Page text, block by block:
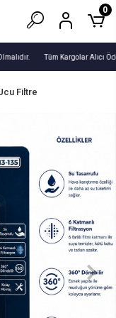
Tüm Kargolar Alıcı
0
Filtre